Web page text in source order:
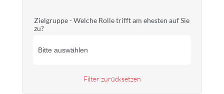
Zielgruppe - Welche Rolle trifft am ehesten auf Sie
zu?
Filter zurücksetzen